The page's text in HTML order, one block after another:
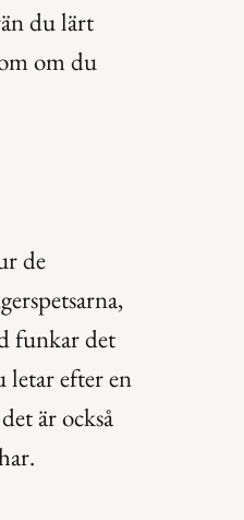
du lärt
om du
de
funkar det
letar efter en
är också